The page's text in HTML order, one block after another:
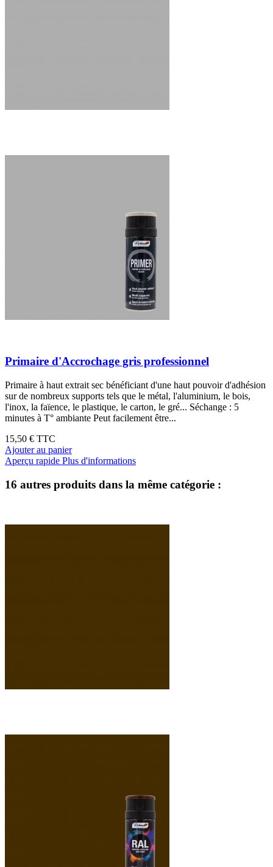
Primaire d'Accrochage gris professionnel
Primaire à haut extrait sec bénéficiant d'une haut pouvoir d'adhésion
sur de nombreux supports tels que le métal, l'aluminium, le bois,
l'inox, la faïence, le plastique, le carton, le gré... Séchange : 5
minutes à T° ambiante Peut facilement être...
15,50 € TTC
Ajouter au panier
Aperçu rapide Plus d'informations
16 autres produits dans la même catégorie :